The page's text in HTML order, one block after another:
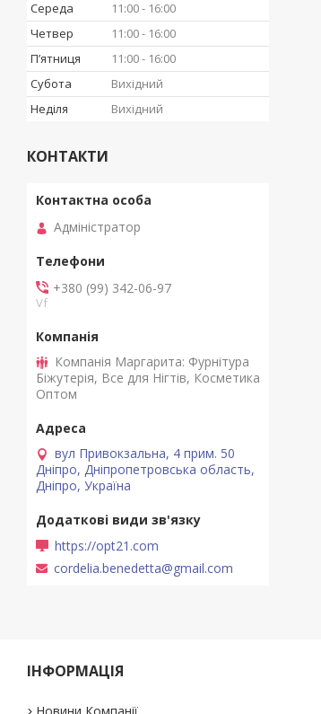
Середа
11:00
16:00
Четвер
11:00
16:00
Пʼятниця
11:00
16:00
Субота
Вихідний
Неділя
Вихідний
КОНТАКТИ
Адміністратор
+380 (99) 342-06-97
Vf
Компанія Маргарита: Фурнітура
Біжутерія, Все для Нігтів, Косметика
Оптом
вул Привокзальна, 4 прим. 50
Дніпро, Дніпропетровська область,
Дніпро, Україна
https://opt21.com
cordelia.benedetta@gmail.com
ІНФОРМАЦІЯ